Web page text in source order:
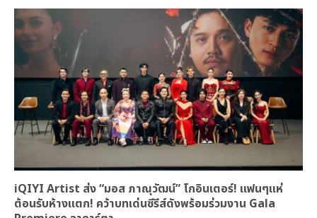
iQIYI Artist ส่ง “มอส ภาณุวัฒน์” โกอินเตอร์! แฟนๆแห่
ต้อนรับห้างแตก! คว้าบทเด่นซีรีส์ดังพร้อมร่วมงาน Gala